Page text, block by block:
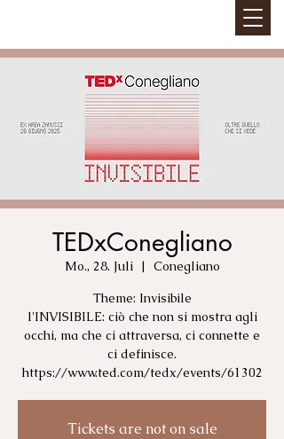
TEDxConegliano
Mo., 28. Juli
  |
Conegliano
Theme: Invisibile
l'INVISIBILE: ciò che non si mostra agli
occhi, ma che ci attraversa, ci connette e
ci definisce.
https://www.ted.com/tedx/events/61302
Tickets are not on sale